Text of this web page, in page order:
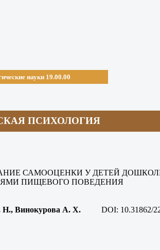
науки 19.00.00
ПСИХОЛОГИЯ
САМООЦЕНКИ У ДЕТЕЙ
ПИЩЕВОГО ПОВЕДЕНИЯ
Н., Винокурова А. Х. DOI: 10.31862/